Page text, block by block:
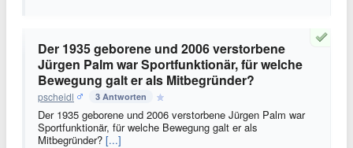
Der 1935 geborene und 2006 verstorbene
Jürgen Palm war Sportfunktionär, für welche
Bewegung galt er als Mitbegründer?
pscheidl 3 Antworten
Der 1935 geborene und 2006 verstorbene Jürgen Palm war
Sportfunktionär, für welche Bewegung galt er als
Mitbegründer? [...]